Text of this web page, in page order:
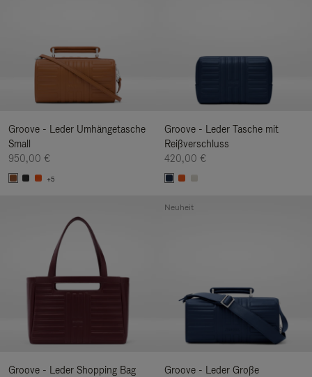
Groove - Leder Umhängetasche
Small
950,00 €
+5
Groove - Leder Tasche mit
Reißverschluss
420,00 €
Groove - Leder Shopping Bag
Groove - Leder Große
Neuheit